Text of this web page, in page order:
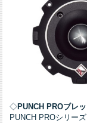
◇PUNCH PROブレ
PUNCH PROシリー